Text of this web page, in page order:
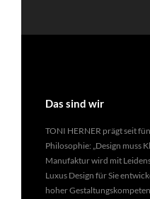
Das sind wir
TONI HERNER prägt seit
Philosophie: „Design muss
Manufaktur wird mit
Luxus Design für Sie
hoher